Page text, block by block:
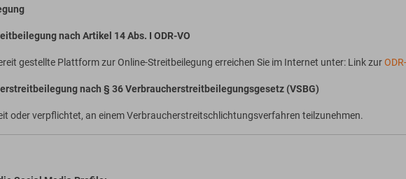
nach Artikel 14 Abs. I ODR-VO
gestellte Plattform zur Online-Streitbeilegung erreichen Sie im Internet unter: Link zur
nach § 36 Verbraucherstreitbeilegungsgesetz (VSBG)
oder verpflichtet, an einem Verbraucherstreitschlichtungsverfahren teilzunehmen.